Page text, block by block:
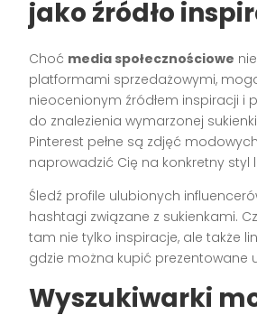
jako źródło
Choć media społecznościowe
platformami sprzedażowymi,
nieocenionym źródłem inspiracji i
do znalezienia wymarzonej
Pinterest pełne są zdjęć
naprowadzić Cię na konkretny styl
Śledź profile ulubionych
hashtagi związane z sukienkami.
tam nie tylko inspiracje, ale także
gdzie można kupić prezentowane
Wyszukiwarki